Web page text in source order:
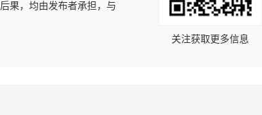
果，均由发布者承担，与
关注获取更多信息